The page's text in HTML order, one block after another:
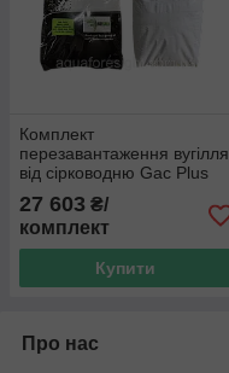
Комплект
перезавантаження вугілля
від сірководню Gac Plus
до балона 16х65
27 603 ₴/
комплект
Купити
Про нас